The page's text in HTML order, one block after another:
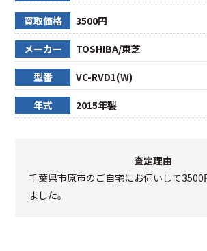
買取価格 3500円
メーカー TOSHIBA/東芝
型番 VC-RVD1(W)
年式 2015年製
査定理由
千葉県市原市のご自宅にお伺いして3500
ました。